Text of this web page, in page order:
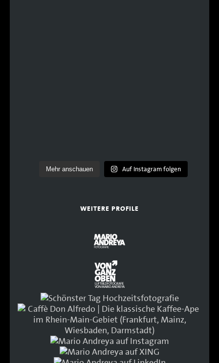
Mehr anschauen Auf Instagram folgen
WEITERE PROFILE